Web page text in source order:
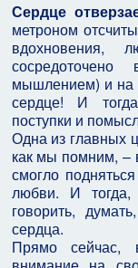
Сердце
метроном
вдохновения,
мышлением) и на
сердце! И
поступки и
Одна из главных
как мы помним, –
смогло
любви. И
говорить,
сердца.
Прямо сейчас,